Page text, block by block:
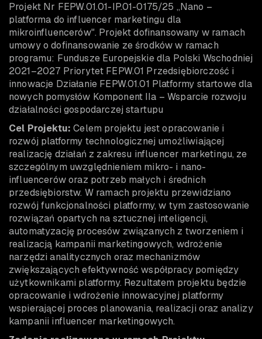
Projekt Nr FEPW.01.01-IP.01-0175/25 „Nano –
platforma do influencer marketingu dla
mikroinfluencerów". Projekt dofinansowany w ramach
umowy o dofinansowanie ze środków w ramach
programu: Fundusze Europejskie dla Polski Wschodniej
2021–2027 Priorytet FEPW.01 Przedsiębiorczość i
innowacje Działanie FEPW.01.01 Platformy startowe dla
nowych pomysłów Komponent IIa – Wsparcie rozwoju
działalności gospodarczej startupu
Cel Projektu: Celem projektu jest opracowanie i
rozwój platformy technologicznej umożliwiającej
realizację działań z zakresu influencer marketingu, ze
szczególnym uwzględnieniem mikro- i nano-
influencerów oraz potrzeb małych i średnich
przedsiębiorstw. W ramach projektu przewidziano
rozwój funkcjonalności platformy, w tym zastosowanie
rozwiązań opartych na sztucznej inteligencji,
automatyzację procesów związanych z tworzeniem i
realizacją kampanii marketingowych, wdrożenie
narzędzi analitycznych oraz mechanizmów
zwiększających efektywność współpracy pomiędzy
użytkownikami platformy. Rezultatem projektu będzie
opracowanie i wdrożenie innowacyjnej platformy
wspierającej proces planowania, realizacji oraz analizy
kampanii influencer marketingowych.